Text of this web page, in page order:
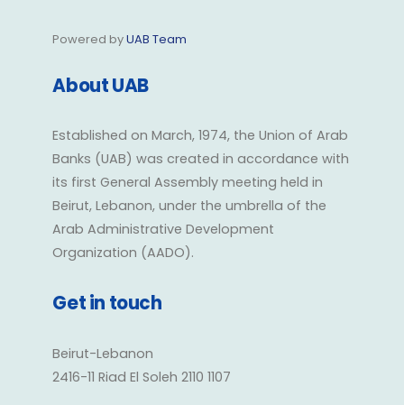
Powered byUAB Team
About UAB
Established on March, 1974, the Union of Arab
Banks (UAB) was created in accordance with
its first General Assembly meeting held in
Beirut, Lebanon, under the umbrella of the
Arab Administrative Development
Organization (AADO).
Get in touch
Beirut-Lebanon
2416-11 Riad El Soleh 2110 1107